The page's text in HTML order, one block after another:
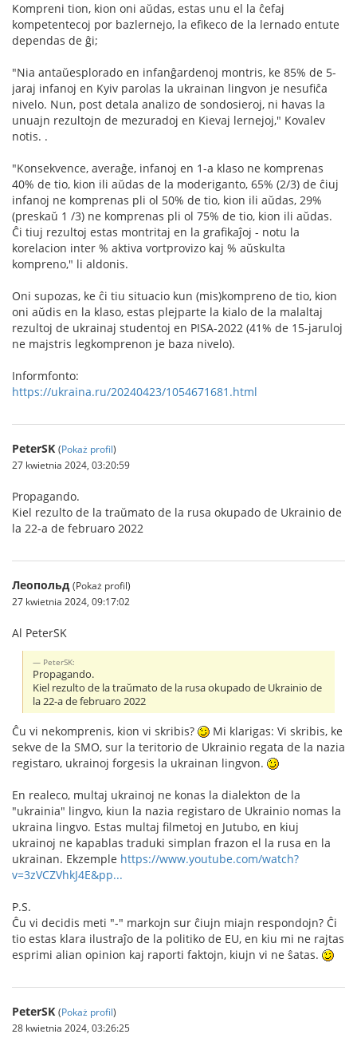
Kompreni tion, kion oni aŭdas, estas unu el la ĉefaj
kompetentecoj por bazlernejo, la efikeco de la lernado entute
dependas de ĝi;
"Nia antaŭesplorado en infanĝardenoj montris, ke 85% de 5-
jaraj infanoj en Kyiv parolas la ukrainan lingvon je nesufiĉa
nivelo. Nun, post detala analizo de sondosieroj, ni havas la
unuajn rezultojn de mezuradoj en Kievaj lernejoj," Kovalev
notis. .
"Konsekvence, averaĝe, infanoj en 1-a klaso ne komprenas
40% de tio, kion ili aŭdas de la moderiganto, 65% (2/3) de ĉiuj
infanoj ne komprenas pli ol 50% de tio, kion ili aŭdas, 29%
(preskaŭ 1 /3) ne komprenas pli ol 75% de tio, kion ili aŭdas.
Ĉi tiuj rezultoj estas montritaj en la grafikaĵoj - notu la
korelacion inter % aktiva vortprovizo kaj % aŭskulta
kompreno," li aldonis.
Oni supozas, ke ĉi tiu situacio kun (mis)kompreno de tio, kion
oni aŭdis en la klaso, estas plejparte la kialo de la malaltaj
rezultoj de ukrainaj studentoj en PISA-2022 (41% de 15-jaruloj
ne majstris legkomprenon je baza nivelo).
Informfonto:
https://ukraina.ru/20240423/1054671681.html
PeterSK (Pokaż profil)
27 kwietnia 2024, 03:20:59
Propagando.
Kiel rezulto de la traŭmato de la rusa okupado de Ukrainio de
la 22-a de februaro 2022
Леопольд (Pokaż profil)
27 kwietnia 2024, 09:17:02
Al PeterSK
PeterSK:
Propagando.
Kiel rezulto de la traŭmato de la rusa okupado de Ukrainio de
la 22-a de februaro 2022
Ĉu vi nekomprenis, kion vi skribis?
Mi klarigas: Vi skribis, ke
sekve de la SMO, sur la teritorio de Ukrainio regata de la nazia
registaro, ukrainoj forgesis la ukrainan lingvon.
En realeco, multaj ukrainoj ne konas la dialekton de la
"ukrainia" lingvo, kiun la nazia registaro de Ukrainio nomas la
ukraina lingvo. Estas multaj filmetoj en Jutubo, en kiuj
ukrainoj ne kapablas traduki simplan frazon el la rusa en la
ukrainan. Ekzemple https://www.youtube.com/watch?
v=3zVCZVhkJ4E&pp...
P.S.
Ĉu vi decidis meti "-" markojn sur ĉiujn miajn respondojn? Ĉi
tio estas klara ilustraĵo de la politiko de EU, en kiu mi ne rajtas
esprimi alian opinion kaj raporti faktojn, kiujn vi ne ŝatas.
PeterSK (Pokaż profil)
28 kwietnia 2024, 03:26:25